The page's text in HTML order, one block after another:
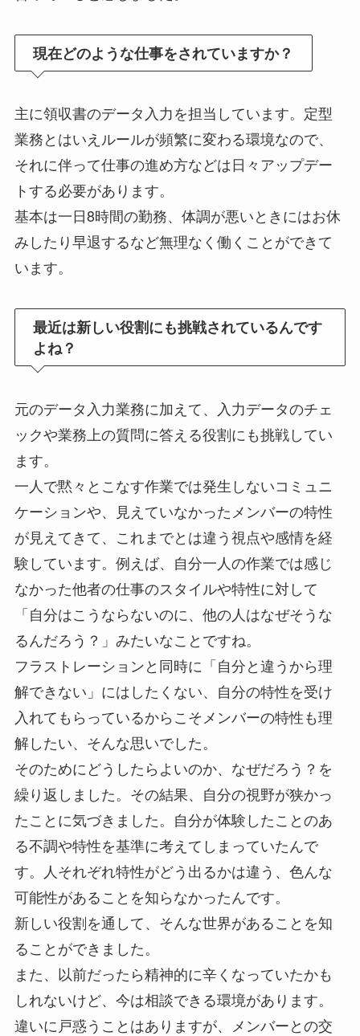
現在どのような仕事をされていますか？
主に領収書のデータ入力を担当しています。定型
業務とはいえルールが頻繁に変わる環境なので、
それに伴って仕事の進め方などは日々アップデー
トする必要があります。
基本は一日8時間の勤務、体調が悪いときにはお休
みしたり早退するなど無理なく働くことができて
います。
最近は新しい役割にも挑戦されているんです
よね？
元のデータ入力業務に加えて、入力データのチェ
ックや業務上の質問に答える役割にも挑戦してい
ます。
一人で黙々とこなす作業では発生しないコミュニ
ケーションや、見えていなかったメンバーの特性
が見えてきて、これまでとは違う視点や感情を経
験しています。例えば、自分一人の作業では感じ
なかった他者の仕事のスタイルや特性に対して
「自分はこうならないのに、他の人はなぜそうな
るんだろう？」みたいなことですね。
フラストレーションと同時に「自分と違うから理
解できない」にはしたくない、自分の特性を受け
入れてもらっているからこそメンバーの特性も理
解したい、そんな思いでした。
そのためにどうしたらよいのか、なぜだろう？を
繰り返しました。その結果、自分の視野が狭かっ
たことに気づきました。自分が体験したことのあ
る不調や特性を基準に考えてしまっていたんで
す。人それぞれ特性がどう出るかは違う、色んな
可能性があることを知らなかったんです。
新しい役割を通して、そんな世界があることを知
ることができました。
また、以前だったら精神的に辛くなっていたかも
しれないけど、今は相談できる環境があります。
違いに戸惑うことはありますが、メンバーとの交